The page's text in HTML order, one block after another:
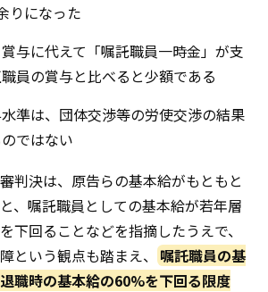
りになった
与に代えて「嘱託職員一時金」が支
員の賞与と比べると少額である
準は、団体交渉等の労使交渉の結果
ではない
判決は、原告らの基本給がもともと
、嘱託職員としての基本給が若年層
下回ることなどを指摘したうえで、
という観点も踏まえ、 嘱託職員の基
職時の基本給の60%を下回る限度